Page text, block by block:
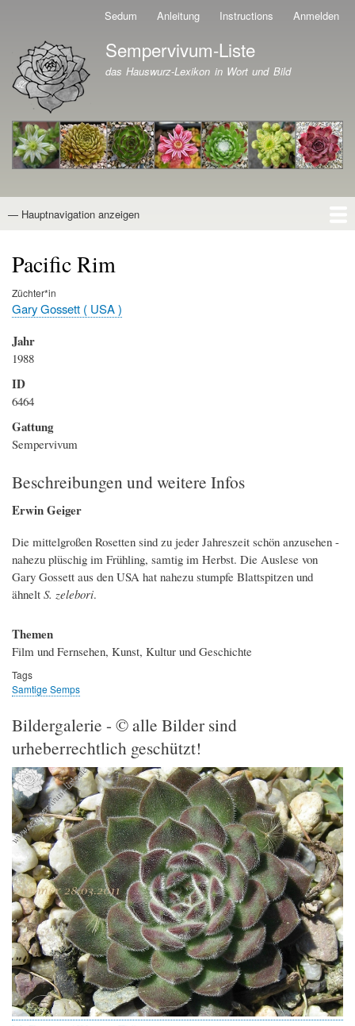
Direkt
zum
Inhalt
Sedum Anleitung Instructions Anmelden
Branding der Website
Sempervivum-Liste
das Hauswurz-Lexikon in Wort und Bild
Hauptnavigation
— Hauptnavigation anzeigen
Pacific Rim
Züchter*in
Gary Gossett ( USA )
Jahr
1988
ID
6464
Gattung
Sempervivum
Beschreibungen und weitere Infos
Erwin Geiger
Die mittelgroßen Rosetten sind zu jeder Jahreszeit schön anzusehen -
nahezu plüschig im Frühling, samtig im Herbst. Die Auslese von
Gary Gossett aus den USA hat nahezu stumpfe Blattspitzen und
ähnelt S. zelebori.
Themen
Film und Fernsehen, Kunst, Kultur und Geschichte
Tags
Samtige Semps
Bildergalerie - © alle Bilder sind
urheberrechtlich geschützt!